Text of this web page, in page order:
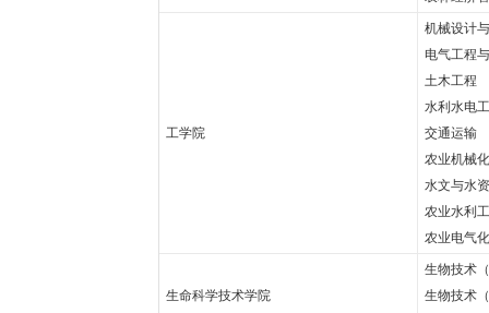
工学院
机械设计
电气工程
土木工程
水利水电
交通运输
农业机械
水文与水
农业水利
农业电气化
生命科学技术学院
生物技术
生物技术